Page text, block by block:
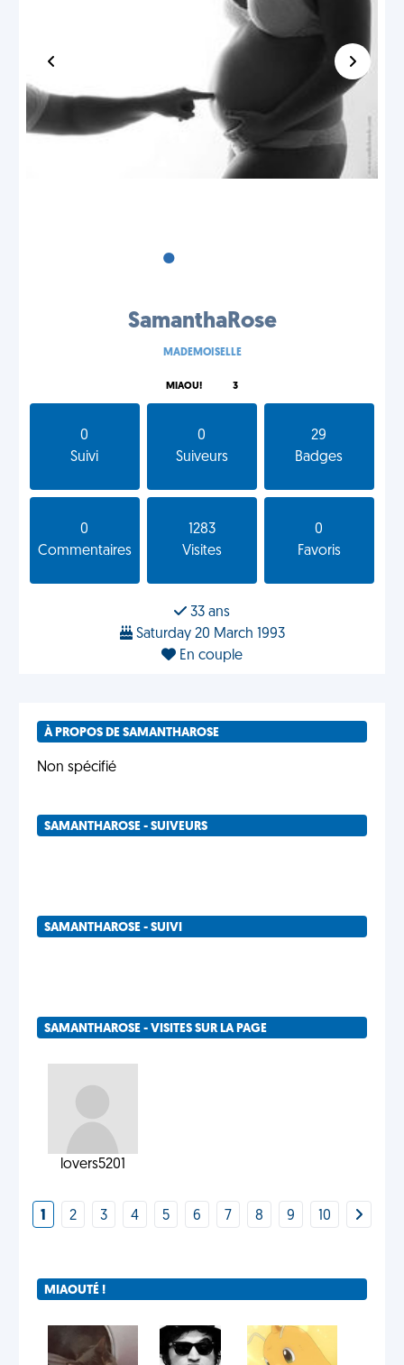
•
SamanthaRose
MADEMOISELLE
MIAOU! 3
0
Suivi
0
Suiveurs
29
Badges
0
Commentaires
1283
Visites
0
Favoris
33 ans
Saturday 20 March 1993
En couple
À PROPOS DE SAMANTHAROSE
Non spécifié
SAMANTHAROSE - SUIVEURS
SAMANTHAROSE - SUIVI
SAMANTHAROSE - VISITES SUR LA PAGE
lovers5201
1 2 3 4 5 6 7 8 9 10
MIAOUTÉ !